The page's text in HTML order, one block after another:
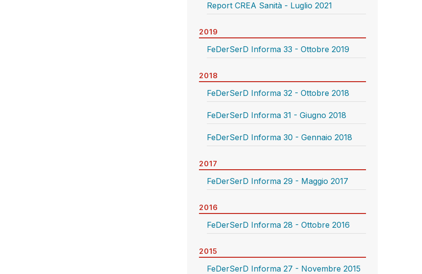
Report CREA Sanità - Luglio 2021
2019
FeDerSerD Informa 33 - Ottobre 2019
2018
FeDerSerD Informa 32 - Ottobre 2018
FeDerSerD Informa 31 - Giugno 2018
FeDerSerD Informa 30 - Gennaio 2018
2017
FeDerSerD Informa 29 - Maggio 2017
2016
FeDerSerD Informa 28 - Ottobre 2016
2015
FeDerSerD Informa 27 - Novembre 2015